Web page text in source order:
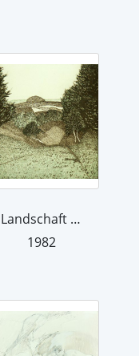
Landschaft 82 III c
1982